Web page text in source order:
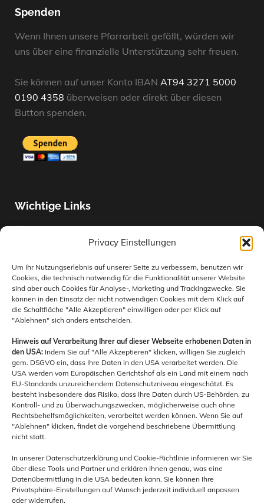
Privacy Einstellungen
Um Ihr Nutzungserlebnis auf unserer Seite zu verbessern, benutzen wir
Cookies, die technisch notwendig für die Funktionalität unserer Website
sind aber auch Cookies für Analyse-, Marketing und Trackingzwecke. Sie
können in den Einsatz der nicht notwendigen Cookies mit dem Klick auf
die Schaltfläche "Alle Akzeptieren" einwilligen oder per Klick auf
"Ablehnen" sich anders entscheiden.
Hinweis auf Verarbeitung Ihrer auf dieser Webseite erhobenen Daten in
den USA: Indem Sie auf "Alle Akzeptieren" klicken, willigen Sie zugleich
gem. DSGVO ein, dass Ihre Daten in den USA verarbeitet werden. Die
USA werden vom Europäischen Gerichtshof als ein Land mit einem nach
EU-Standards unzureichendem Datenschutzniveau eingeschätzt. Es
besteht insbesondere das Risiko, dass Ihre Daten durch US-Behörden, zu
Kontroll- und zu Überwachungszwecken, möglicherweise auch ohne
Rechtsbehelfsmöglichkeiten, verarbeitet werden können. Wenn Sie auf
"Ablehnen" klicken, findet die vorgehend beschriebene Übermittlung
nicht statt.
In unserer Datenschutzerklärung und Cookie-Richtlinie informieren wir Sie
über diese Tools und Partner und erklären Ihnen genau, was eine
Datenübermittlung in die USA bedeuten kann. Sie können Ihre
Privatsphäre-Einstellungen auf Wunsch jederzeit individuell anpassen
oder widerrufen.
Spenden
Wenn Ihnen unsere Pfarrarbeit gefällt, würden wir
uns über eine finanzielle Unterstützung sehr freuen.
Sie können auf unser Konto IBAN AT94 3271 5000
0190 4358 überweisen oder direkt über diesen
Button spenden.
Wichtige Links
Unsere Termine
Kirchenführungen
Formulare, Downloads und Links
Kontakt
Unsere Pfarre
Schottengasse 7, 3741 Pulkau
Rufen Sie uns an
+43 2946 22 32
Montag: 08:00 bis 12:00 Uhr Donnerstag: 13:00 bis
17:00 Uhr